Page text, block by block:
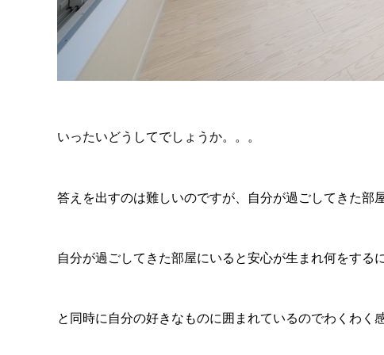
いったいどうしてでしょうか。。。
答えを出すのは難しいのですが、自分が過ごしてきた
自分が過ごしてきた部屋にいると安心が生まれ何をする
と同時に自分の好きなものに囲まれているのでわくわく